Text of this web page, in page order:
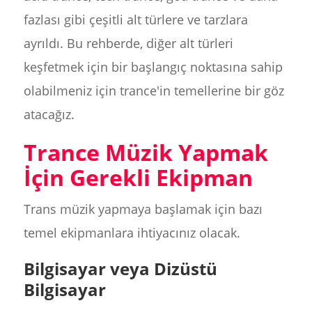
fazlası gibi çeşitli alt türlere ve tarzlara
ayrıldı. Bu rehberde, diğer alt türleri
keşfetmek için bir başlangıç noktasına sahip
olabilmeniz için trance'in temellerine bir göz
atacağız.
Trance Müzik Yapmak
İçin Gerekli Ekipman
Trans müzik yapmaya başlamak için bazı
temel ekipmanlara ihtiyacınız olacak.
Bilgisayar veya Dizüstü
Bilgisayar